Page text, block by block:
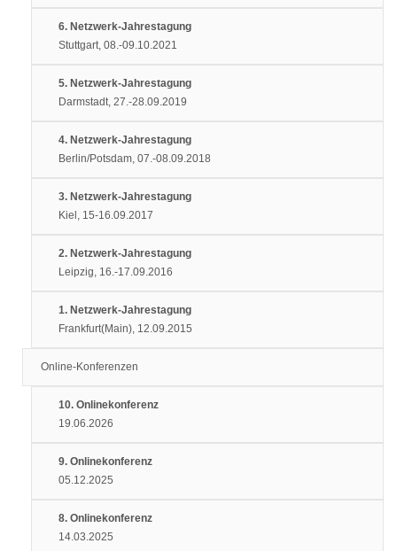
6. Netzwerk-Jahrestagung
Stuttgart, 08.-09.10.2021
5. Netzwerk-Jahrestagung
Darmstadt, 27.-28.09.2019
4. Netzwerk-Jahrestagung
Berlin/Potsdam, 07.-08.09.2018
3. Netzwerk-Jahrestagung
Kiel, 15-16.09.2017
2. Netzwerk-Jahrestagung
Leipzig, 16.-17.09.2016
1. Netzwerk-Jahrestagung
Frankfurt(Main), 12.09.2015
Online-Konferenzen
10. Onlinekonferenz
19.06.2026
9. Onlinekonferenz
05.12.2025
8. Onlinekonferenz
14.03.2025